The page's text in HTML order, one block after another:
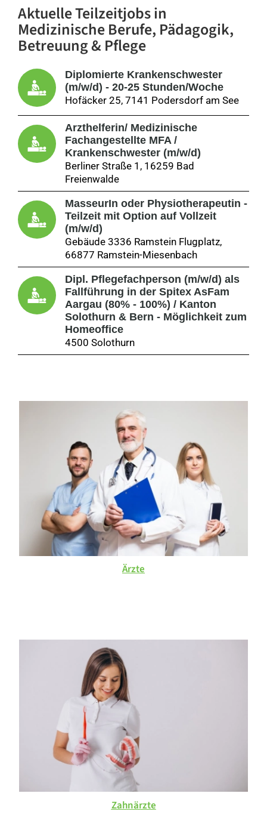
Aktuelle Teilzeitjobsin
Medizinische Berufe, Pädagogik,
Betreuung & Pflege
Diplomierte Krankenschwester
(m/w/d) - 20-25 Stunden/Woche
Hofäcker 25, 7141 Podersdorf am See
Arzthelferin/ Medizinische
Fachangestellte MFA /
Krankenschwester (m/w/d)
Berliner Straße 1, 16259 Bad
Freienwalde
MasseurIn oder Physiotherapeutin -
Teilzeit mit Option auf Vollzeit
(m/w/d)
Gebäude 3336 Ramstein Flugplatz,
66877 Ramstein-Miesenbach
Dipl. Pflegefachperson (m/w/d) als
Fallführung in der Spitex AsFam
Aargau (80% - 100%) / Kanton
Solothurn & Bern - Möglichkeit zum
Homeoffice
4500 Solothurn
Medizinstudent)
Eschenheim Landstr. 144, 60322
Physiotherapeut/in
Fischergasse 16, 91472 Ipsheim
Physiotherapie
Salzstraße 8, 83404 Ainring
Sozialarbeiter*in /
Heilerziehungspfleger, Erzieher
oder Pflegefachkraft (m/w/d) als
pädagogische Fachkraft für unser
Wohnheim Teilzeit
27211 Bassum
Springerkraft Kindertagespflege
Teilzeit
50667 Köln
Rechtsanwaltsfachangestellte/r
(m/w/d) / Notarfachangestellte/r
59494 Soest
Ärzte
Zahnärzte